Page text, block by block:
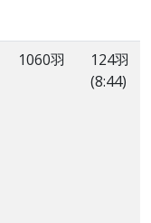
1060羽
124羽
(8:44)